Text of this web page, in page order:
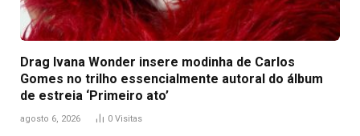
Drag Ivana Wonder insere modinha de Carlos
Gomes no trilho essencialmente autoral do álbum
de estreia ‘Primeiro ato’
agosto 6, 2026 0 Visitas